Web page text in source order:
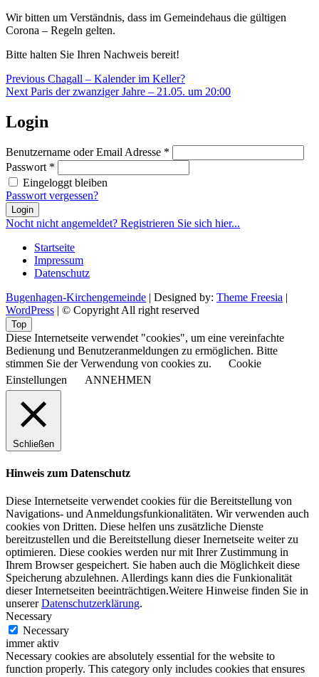
Wir bitten um Verständnis, dass im Gemeindehaus die gültigen
Corona – Regeln gelten.
Bitte halten Sie Ihren Nachweis bereit!
Beitragsnavigation
Previous Previous
post:
Chagall – Kalender im Keller?
Next Next
Paris der zwanziger Jahre – 21.05. um 20:00
Login
Benutzername oder Email Adresse *
Passwort *
Eingeloggt bleiben
Passwort vergessen?
Login
Nocht nicht angemeldet? Registrieren Sie sich hier...
Startseite
Impressum
Datenschutz
Bugenhagen-Kirchengemeinde | Designed by: Theme Freesia |
WordPress | © Copyright All right reserved
Top
Diese Internetseite verwendet "cookies", um eine vereinfachte
Bedienung und Benutzeranmeldungen zu ermöglichen. Bitte
stimmen Sie der Verwendung von cookies zu.
Cookie
Einstellungen
ANNEHMEN
Schließen
Hinweis zum Datenschutz
Diese Internetseite verwendet cookies für die Bereitstellung von
Navigations- und Anmeldungsfunkionalitäten. Wir verwenden auch
cookies von Dritten. Diese helfen uns zusätzliche Dienste
bereitzustellen und die Bereitstellung dieser Inernetseite weiter zu
optimieren. Diese cookies werden nur mit Ihrer Zustimmung in
Ihrem Browser gespeichert. Sie haben auch die Möglichkeit diese
Speicherung abzulehnen. Allerdings kann dies die Funkionalität
dieser Internetseiten beeinträchtigen.Weitere Hinweise finden Sie in
unsererDatenschutzerklärung.
Necessary
Necessary
immer aktiv
Necessary cookies are absolutely essential for the website to
function properly. This category only includes cookies that ensures